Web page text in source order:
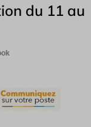
du 11 au